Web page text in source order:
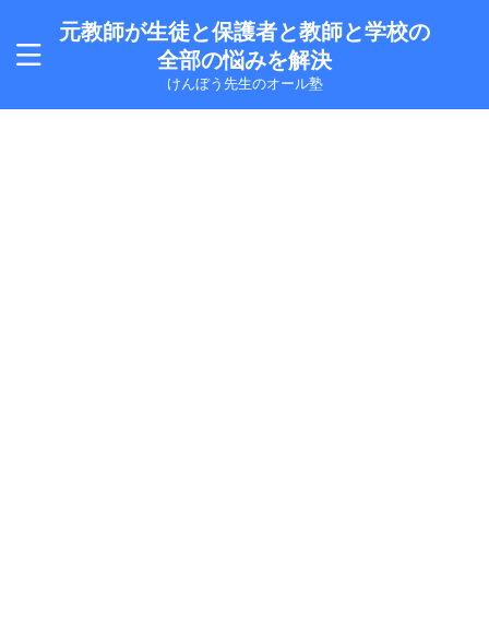
元教師が生徒と保護者と教師と学校の
全部の悩みを解決
けんぼう先生のオール塾